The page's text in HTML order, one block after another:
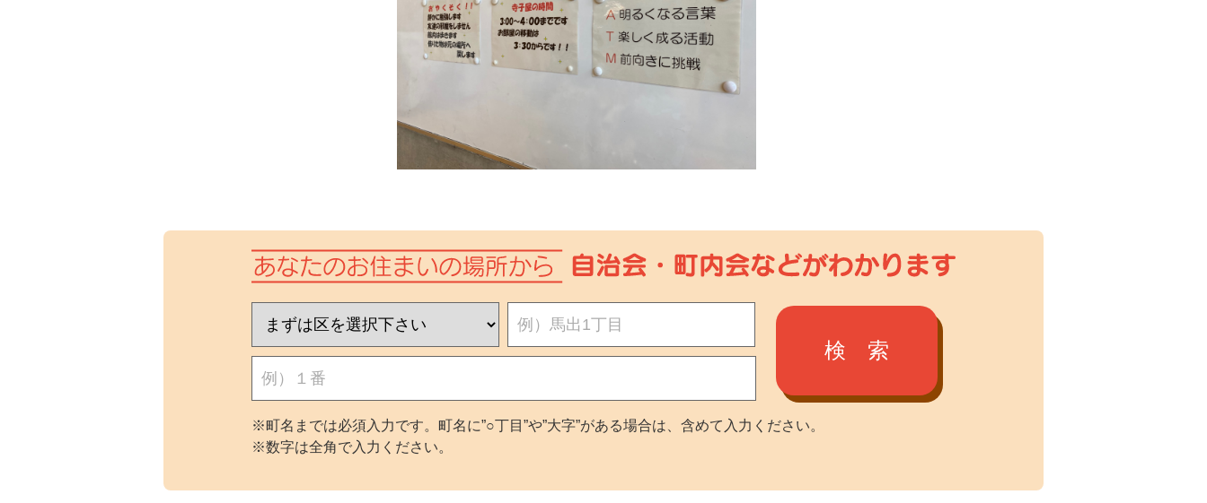
検 索
※町名までは必須入力です。町名に”○丁目”や”大字”がある場合は、含めて入力ください。
※数字は全角で入力ください。